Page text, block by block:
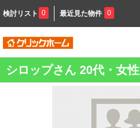
検討リスト 0 最近見た物件 0
シロップさん 20代・女性